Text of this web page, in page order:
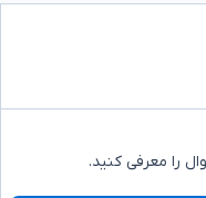
را معرفی کنید.